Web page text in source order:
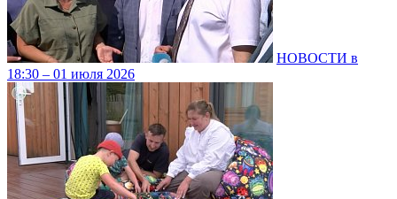
НОВОСТИ в
18:30 – 01 июля 2026